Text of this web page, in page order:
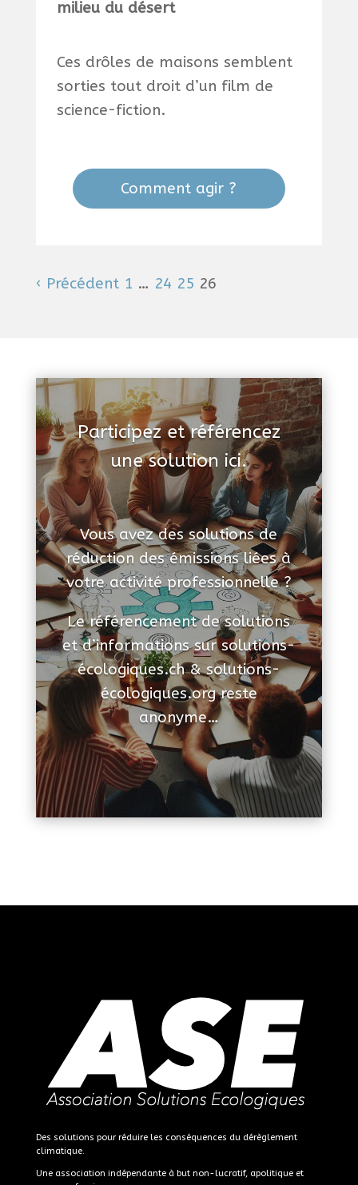
milieu du désert
Ces drôles de maisons semblent
sorties tout droit d’un film de
science-fiction.
Comment agir ?
‹ Précédent 1 … 24 25 26
Participez et référencez
une solution ici.
Vous avez des solutions de
réduction des émissions liées à
votre activité professionnelle ?
Le référencement de solutions
et d’informations sur solutions-
écologiques.ch & solutions-
écologiques.org reste
anonyme…
Des solutions pour réduire les conséquences du dérèglement
climatique.
Une association indépendante à but non-lucratif, apolitique et